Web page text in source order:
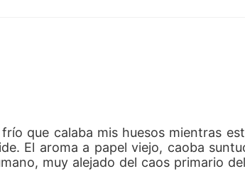
que calaba mis huesos mientras
El aroma a papel viejo, caoba
muy alejado del caos primario